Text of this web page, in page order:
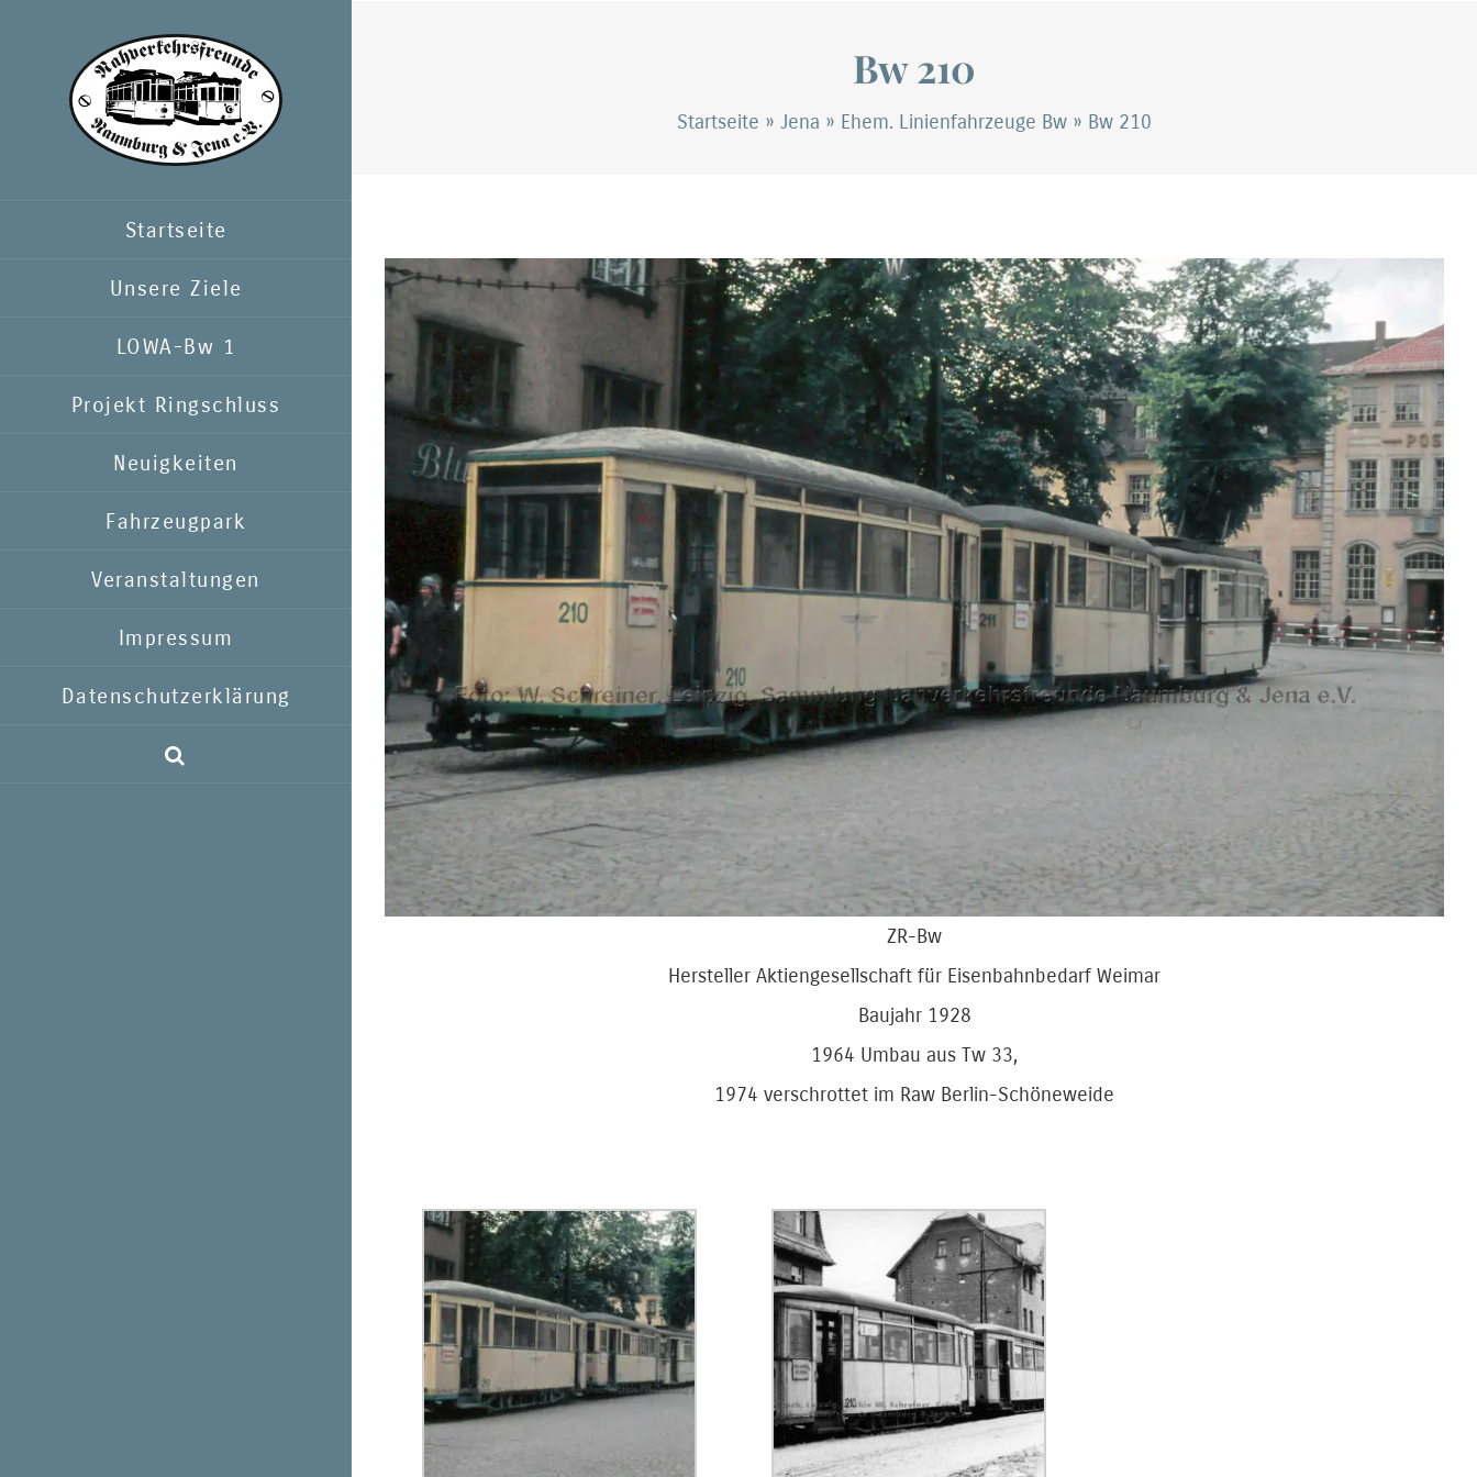
springen
Startseite
Unsere Ziele
LOWA-Bw 1
Projekt Ringschluss
Neuigkeiten
Fahrzeugpark
Veranstaltungen
Impressum
Datenschutzerklärung
Bw 210
Startseite » Jena » Ehem. Linienfahrzeuge Bw » Bw 210
Zeige
grösseres
ZR-Bw
Hersteller Aktiengesellschaft für Eisenbahnbedarf Weimar
Baujahr 1928
1964 Umbau aus Tw 33,
1974 verschrottet im Raw Berlin-Schöneweide